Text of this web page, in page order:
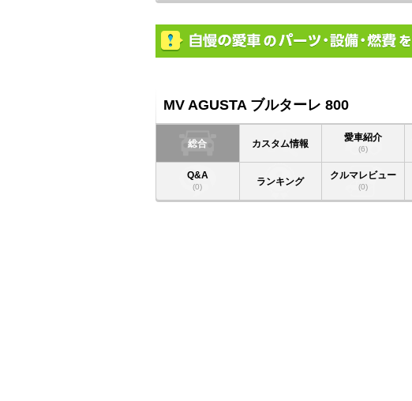
MV AGUSTA ブルターレ 800
総合 カスタム情報
愛車紹介
(6)
Q&A
(0) ランキング
クルマレビュー
(0)